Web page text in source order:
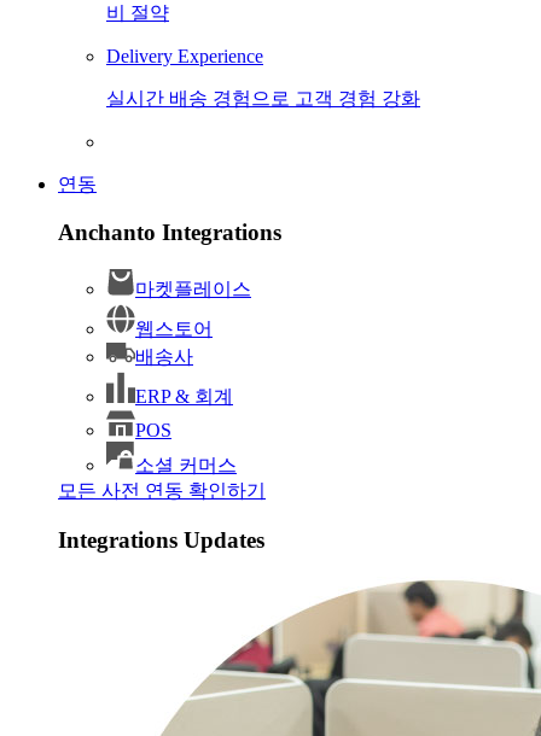
비 절약
Delivery Experience
실시간 배송 경험으로 고객 경험 강화
연동
Anchanto Integrations
마켓플레이스
웹스토어
배송사
ERP & 회계
POS
소셜 커머스
모든 사전 연동 확인하기
Integrations Updates